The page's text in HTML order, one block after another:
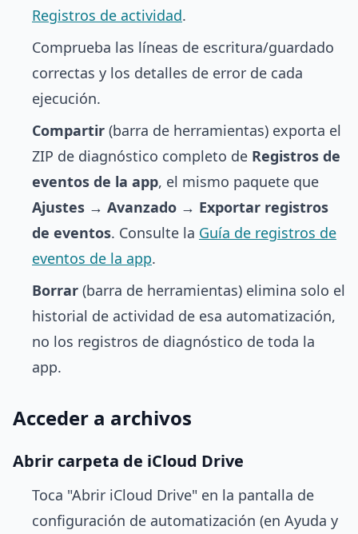
Registros de actividad.
Comprueba las líneas de escritura/guardado
correctas y los detalles de error de cada
ejecución.
Compartir (barra de herramientas) exporta el
ZIP de diagnóstico completo de Registros de
eventos de la app, el mismo paquete que
Ajustes → Avanzado → Exportar registros
de eventos. Consulte la Guía de registros de
eventos de la app.
Borrar (barra de herramientas) elimina solo el
historial de actividad de esa automatización,
no los registros de diagnóstico de toda la
app.
Acceder a archivos
Abrir carpeta de iCloud Drive
Toca "Abrir iCloud Drive" en la pantalla de
configuración de automatización (en Ayuda y